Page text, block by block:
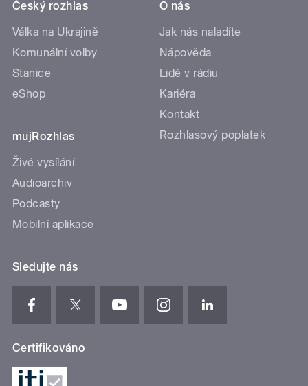
Český rozhlas
Válka na Ukrajině
Komunální volby
Stanice
eShop
mujRozhlas
Živé vysílání
Audioarchiv
Podcasty
Mobilní aplikace
O nás
Jak nás naladíte
Nápověda
Lidé v rádiu
Kariéra
Kontakt
Rozhlasový poplatek
Sledujte nás
Certifikováno